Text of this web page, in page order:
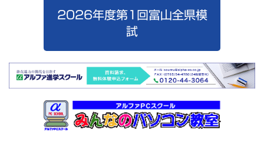
2026年度第1回富山全県模
試